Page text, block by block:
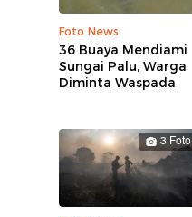
Foto News
36 Buaya Mendiami
Sungai Palu, Warga
Diminta Waspada
3 Foto